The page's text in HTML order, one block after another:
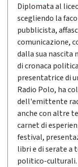
Diplomata al
scegliendo la
pubblicista,
comunicazione,
dalla sua nascita
di cronaca
presentatrice di
Radio Polo, ha
dell'emittente
anche con altre
carnet di
festival,
libri e di serate a
politico-culturali.